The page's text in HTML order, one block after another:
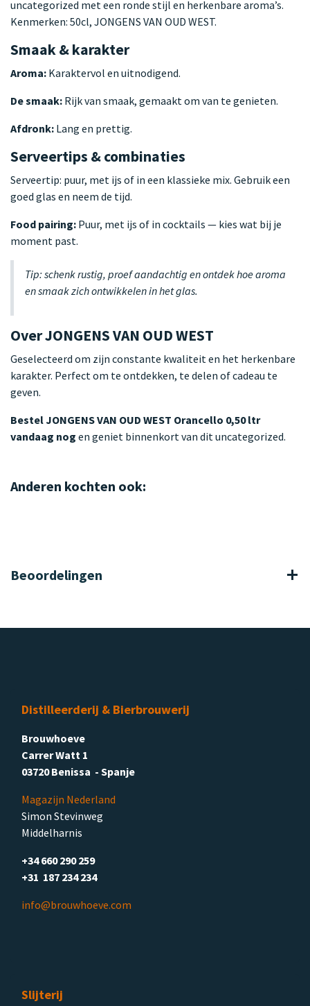
uncategorized met een ronde stijl en herkenbare aroma’s.
Kenmerken: 50cl, JONGENS VAN OUD WEST.
Smaak & karakter
Aroma: Karaktervol en uitnodigend.
De smaak: Rijk van smaak, gemaakt om van te genieten.
Afdronk: Lang en prettig.
Serveertips & combinaties
Serveertip: puur, met ijs of in een klassieke mix. Gebruik een
goed glas en neem de tijd.
Food pairing: Puur, met ijs of in cocktails — kies wat bij je
moment past.
Tip: schenk rustig, proef aandachtig en ontdek hoe aroma
en smaak zich ontwikkelen in het glas.
Over JONGENS VAN OUD WEST
Geselecteerd om zijn constante kwaliteit en het herkenbare
karakter. Perfect om te ontdekken, te delen of cadeau te
geven.
Bestel JONGENS VAN OUD WEST Orancello 0,50 ltr
vandaag nog en geniet binnenkort van dit uncategorized.
Anderen kochten ook:
Beoordelingen
Distilleerderij & Bierbrouwerij
Brouwhoeve
Carrer Watt 1
03720 Benissa - Spanje
Magazijn Nederland
Simon Stevinweg
Middelharnis
+34 660 290 259
+31 187 234 234
info@brouwhoeve.com
Slijterij